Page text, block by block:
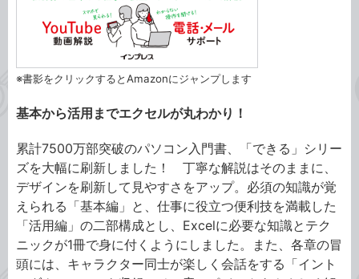
※書影をクリックするとAmazonにジャンプします
基本から活用までエクセルが丸わかり！
累計7500万部突破のパソコン入門書、「できる」シリー
ズを大幅に刷新しました！ 丁寧な解説はそのままに、
デザインを刷新して見やすさをアップ。必須の知識が覚
えられる「基本編」と、仕事に役立つ便利技を満載した
「活用編」の二部構成とし、Excelに必要な知識とテク
ニックが1冊で身に付くようにしました。また、各章の冒
頭には、キャラクター同士が楽しく会話をする「イント